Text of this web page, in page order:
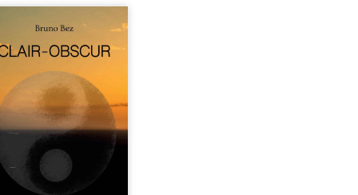
en alexandrins, Clair-
aborde la spiritualité,
humaines, la
d’expériences
Entre clarté et
les poèmes
les observations et
façonnés au fil
vie. Ils portent un regard
sur l’existence et le
contemporain, invitant
à questionner ses ...